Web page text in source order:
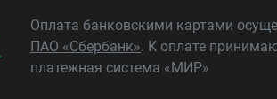
Оплата банковскими картами
ПАО «Сбербанк». К оплате
платежная система «МИР»